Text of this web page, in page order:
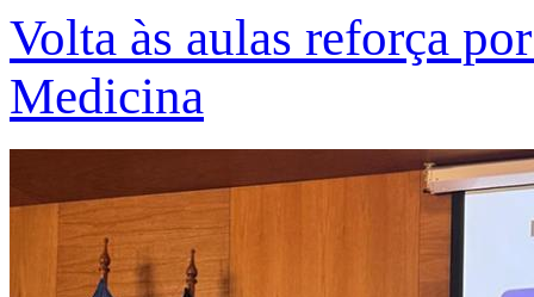
Volta às aulas reforça
Medicina